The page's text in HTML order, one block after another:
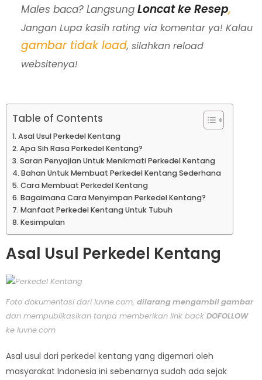
Males baca? Langsung Loncat ke Resep,
Jangan Lupa kasih rating via komentar ya! Kalau
gambar tidak load, silahkan reload
websitenya!
Table of Contents
Asal Usul Perkedel Kentang
Apa Sih Rasa Perkedel Kentang?
Saran Penyajian Untuk Menikmati Perkedel Kentang
Bahan Untuk Membuat Perkedel Kentang Sederhana
Cara Membuat Perkedel Kentang
Bagaimana Cara Menyimpan Perkedel Kentang?
Manfaat Perkedel Kentang Untuk Tubuh
Kesimpulan
Asal Usul Perkedel Kentang
Foto dokumentasi dari luvne.com, dilarang mengambil gambar
dan mempublikasikan tanpa memberikan link back DOFOLLOW
ke luvne.com
Asal usul dari perkedel kentang yang digemari oleh
masyarakat Indonesia ini sebenarnya sudah ada sejak